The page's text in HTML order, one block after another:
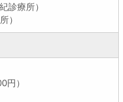
診療所）
）
円）